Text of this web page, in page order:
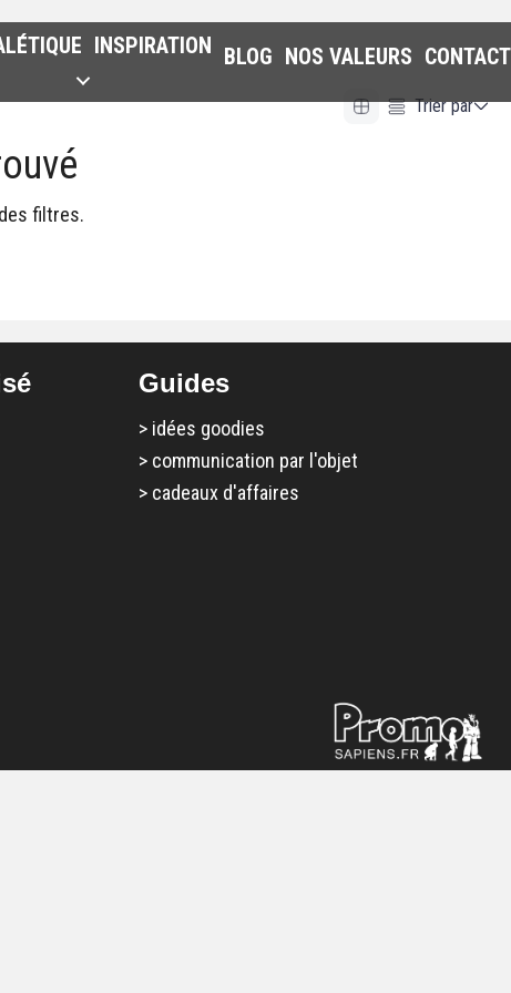
INSPIRATION BLOG NOS VALEURS CONTACT
Trier par
filtres.
Guides
> idées goodies
> communication par l'objet
> cadeaux d'affaires